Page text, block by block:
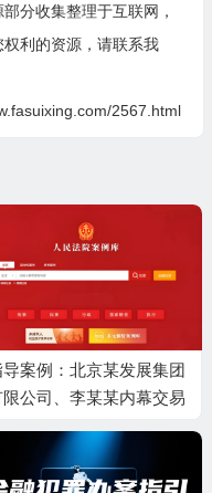
分收集整理于互联网，
利的资源，请联系我
2567.html
导案例：北京某发展集团
限公司、李某某内幕交易
息的人员” 的认定